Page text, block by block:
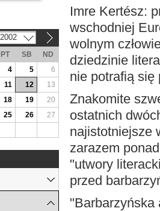
Imre Kertész:
wschodniej
wolnym
dziedzinie
nie potrafią się
Znakomite
ostatnich
najistotniejsze
zarazem
"utwory
przed
"Barbarzyńska
2002
PT SB
ND
4 5
6
11 12
13
18 19
20
25 26
27